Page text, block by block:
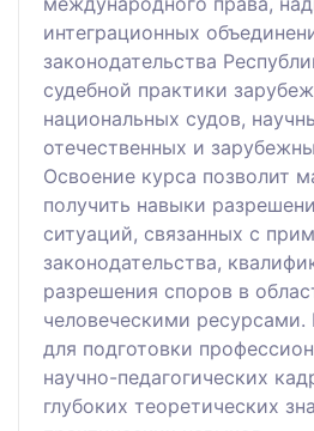
интеграционных
законодательства
судебной практики
национальных судов,
отечественных и
Освоение курса позволит
получить навыки
ситуаций, связанных с
законодательства,
разрешения споров в
человеческими ресурсами.
для подготовки
научно-педагогических
глубоких теоретических